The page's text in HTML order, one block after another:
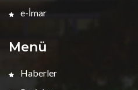
e-İmar
Menü
Haberler